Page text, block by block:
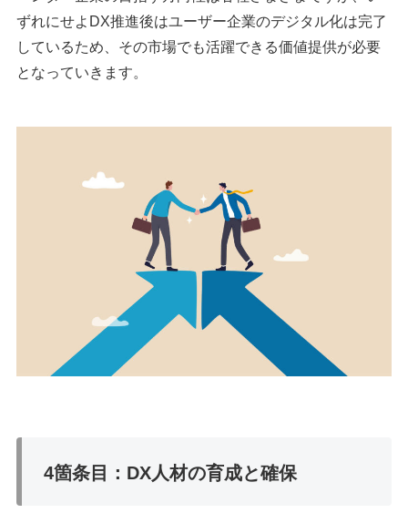
ずれにせよDX推進後はユーザー企業のデジタル化は完了
しているため、その市場でも活躍できる価値提供が必要
となっていきます。
4箇条目：DX人材の育成と確保